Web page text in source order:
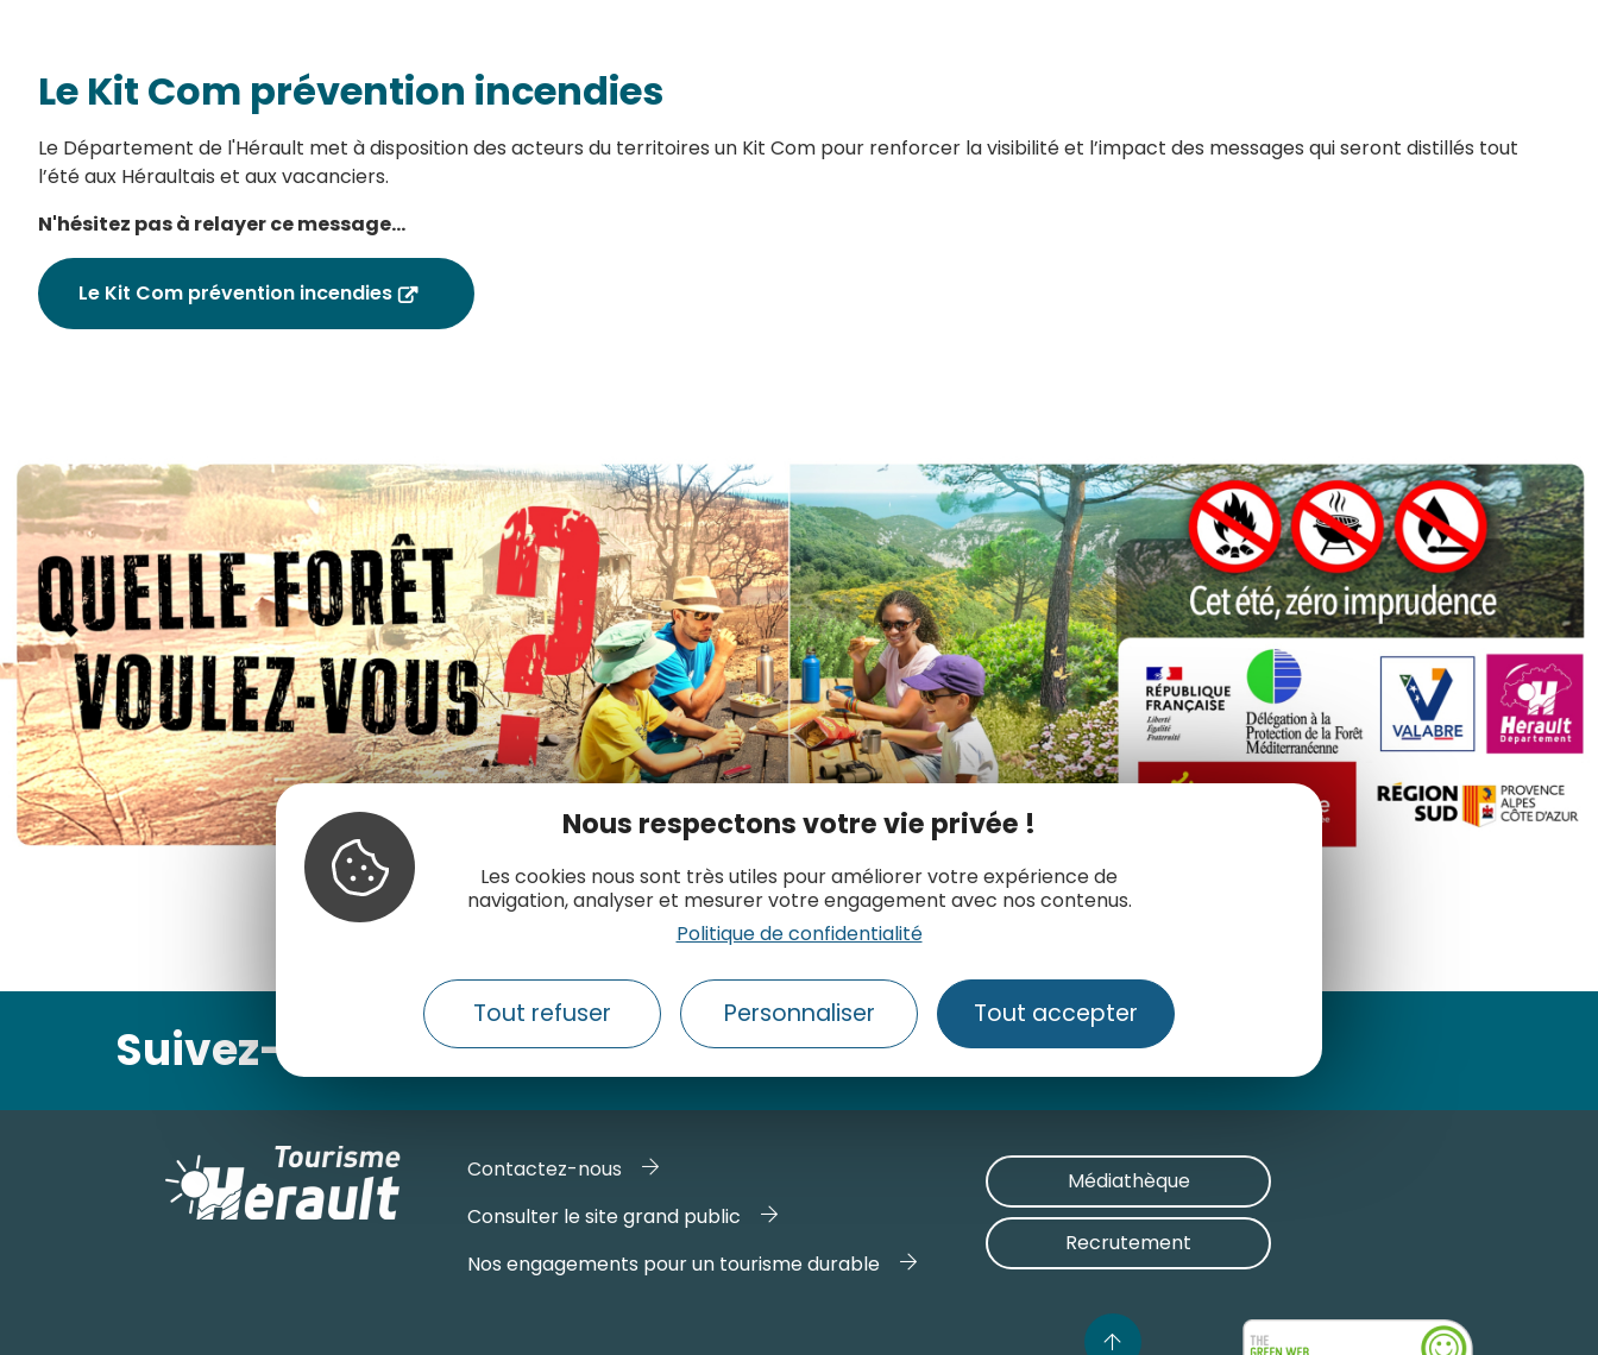
Nous respectons votre vie privée !
Les cookies nous sont très utiles pour améliorer votre expérience de
navigation, analyser et mesurer votre engagement avec nos contenus.
Politique de confidentialité
Tout refuser Personnaliser Tout accepter
Le Kit Com prévention incendies
Le Département de l'Hérault met à disposition des acteurs du territoires un Kit Com pour renforcer la visibilité et l’impact des messages qui seront distillés tout
l’été aux Héraultais et aux vacanciers.
N'hésitez pas à relayer ce message...
Le Kit Com prévention incendies
Suivez-nous
Contactez-nous
Consulter le site grand public
Nos engagements pour un tourisme durable
Médiathèque
Recrutement